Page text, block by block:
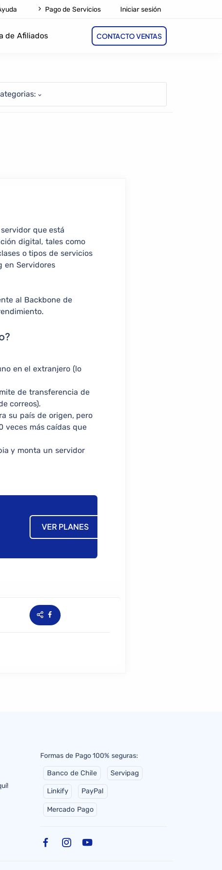
Pago de Servicios Iniciar sesión
de Afiliados CONTACTO VENTAS
que está
digital, tales como
o tipos de servicios
en Servidores
al Backbone de
en el extranjero (lo
de transferencia de
correos).
su país de origen, pero
veces más caídas que
y monta un servidor
VER PLANES
Formas de Pago 100% seguras:
Banco de Chile Servipag
Linkify PayPal
Mercado Pago